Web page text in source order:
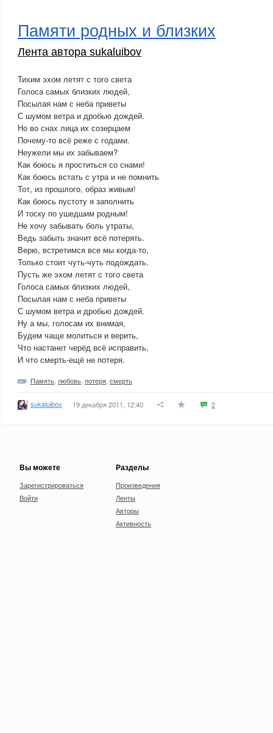
Памяти родных и близких
Лента автора sukaluibov
Тихим эхом летят с того света
Голоса самых близких людей,
Посылая нам с неба приветы
С шумом ветра и дробью дождей.
Но во снах лица их созерцаем
Почему-то всё реже с годами.
Неужели мы их забываем?
Как боюсь я проститься со снами!
Как боюсь встать с утра и не помнить
Тот, из прошлого, образ живым!
Как боюсь пустоту я заполнить
И тоску по ушедшим родным!
Не хочу забывать боль утраты,
Ведь забыть значит всё потерять.
Верю, встретимся все мы когда-то,
Только стоит чуть-чуть подождать.
Пусть же эхом летят с того света
Голоса самых близких людей,
Посылая нам с неба приветы
С шумом ветра и дробью дождей.
Ну а мы, голосам их внимая,
Будем чаще молиться и верить,
Что настанет черёд всё исправить,
И что смерть-ещё не потеря.
Память любовь потеря смерть
sukaluibov 19 декабря 2011, 12:40 2
Вы можете
Зарегистрироваться
Войти
Разделы
Произведения
Ленты
Авторы
Активность